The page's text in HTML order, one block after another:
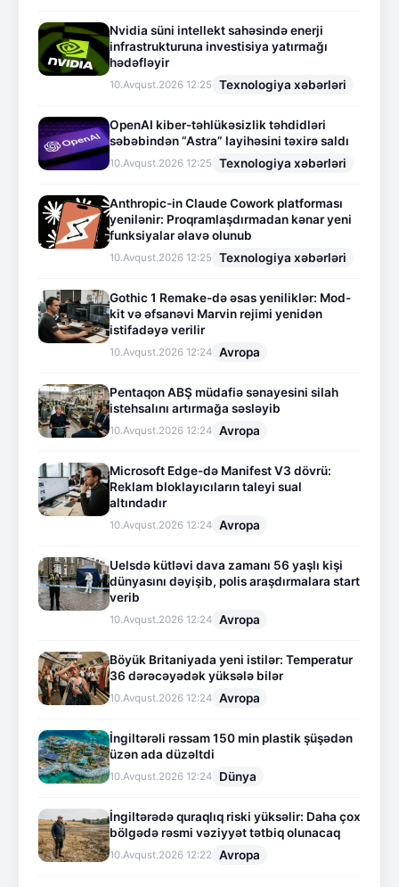
Nvidia süni intellekt sahəsində enerji
infrastrukturuna investisiya yatırmağı
hədəfləyir
10.Avqust.2026 12:25 Texnologiya xəbərləri
OpenAI kiber-təhlükəsizlik təhdidləri
səbəbindən “Astra” layihəsini təxirə saldı
10.Avqust.2026 12:25 Texnologiya xəbərləri
Anthropic-in Claude Cowork platforması
yenilənir: Proqramlaşdırmadan kənar yeni
funksiyalar əlavə olunub
10.Avqust.2026 12:25 Texnologiya xəbərləri
Gothic 1 Remake-də əsas yeniliklər: Mod-
kit və əfsanəvi Marvin rejimi yenidən
istifadəyə verilir
10.Avqust.2026 12:24 Avropa
Pentaqon ABŞ müdafiə sənayesini silah
istehsalını artırmağa səsləyib
10.Avqust.2026 12:24 Avropa
Microsoft Edge-də Manifest V3 dövrü:
Reklam bloklayıcıların taleyi sual
altındadır
10.Avqust.2026 12:24 Avropa
Uelsdə kütləvi dava zamanı 56 yaşlı kişi
dünyasını dəyişib, polis araşdırmalara start
verib
10.Avqust.2026 12:24 Avropa
Böyük Britaniyada yeni istilər: Temperatur
36 dərəcəyədək yüksələ bilər
10.Avqust.2026 12:24 Avropa
İngiltərəli rəssam 150 min plastik şüşədən
üzən ada düzəltdi
10.Avqust.2026 12:24 Dünya
İngiltərədə quraqlıq riski yüksəlir: Daha çox
bölgədə rəsmi vəziyyət tətbiq olunacaq
10.Avqust.2026 12:22 Avropa